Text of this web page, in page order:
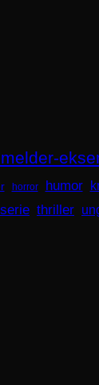
horror humor
thriller